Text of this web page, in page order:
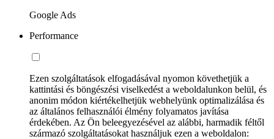
Google Ads
Performance
Ezen szolgáltatások elfogadásával nyomon követhetjük a
kattintási és böngészési viselkedést a weboldalunkon belül, és
anonim módon kiértékelhetjük webhelyünk optimalizálása és
az általános felhasználói élmény folyamatos javítása
érdekében. Az Ön beleegyezésével az alábbi, harmadik féltől
származó szolgáltatásokat használjuk ezen a weboldalon: